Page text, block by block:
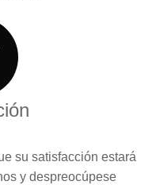
su satisfacción estará
y despreocúpese